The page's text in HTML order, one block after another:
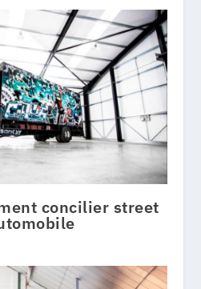
concilier street